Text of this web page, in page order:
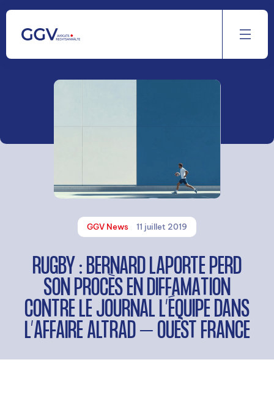
au
contenu
GGV News 11 juillet 2019
RUGBY : BERNARD LAPORTE PERD
SON PROCÈS EN DIFFAMATION
CONTRE LE JOURNAL L’ÉQUIPE DANS
L’AFFAIRE ALTRAD – OUEST FRANCE